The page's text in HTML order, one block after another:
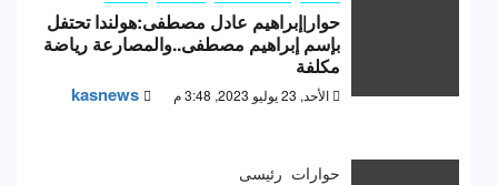
حوار|إبراهيم عادل مصطفى:هولندا تحتفل
بإسم إبراهيم مصطفى..والمصارعة رياضة
مكلفة
الأحد, 23 يوليو 2023, 3:48 م kasnews
حوارات رئيسى